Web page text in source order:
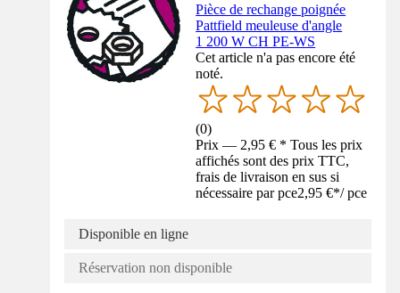
Pièce de rechange poignée
Pattfield meuleuse d'angle
1 200 W CH PE-WS
Cet article n'a pas encore été
noté.
(0)
Prix — 2,95 € * Tous les prix
affichés sont des prix TTC,
frais de livraison en sus si
nécessaire par pce2,95 €*/ pce
Disponible en ligne
Réservation non disponible